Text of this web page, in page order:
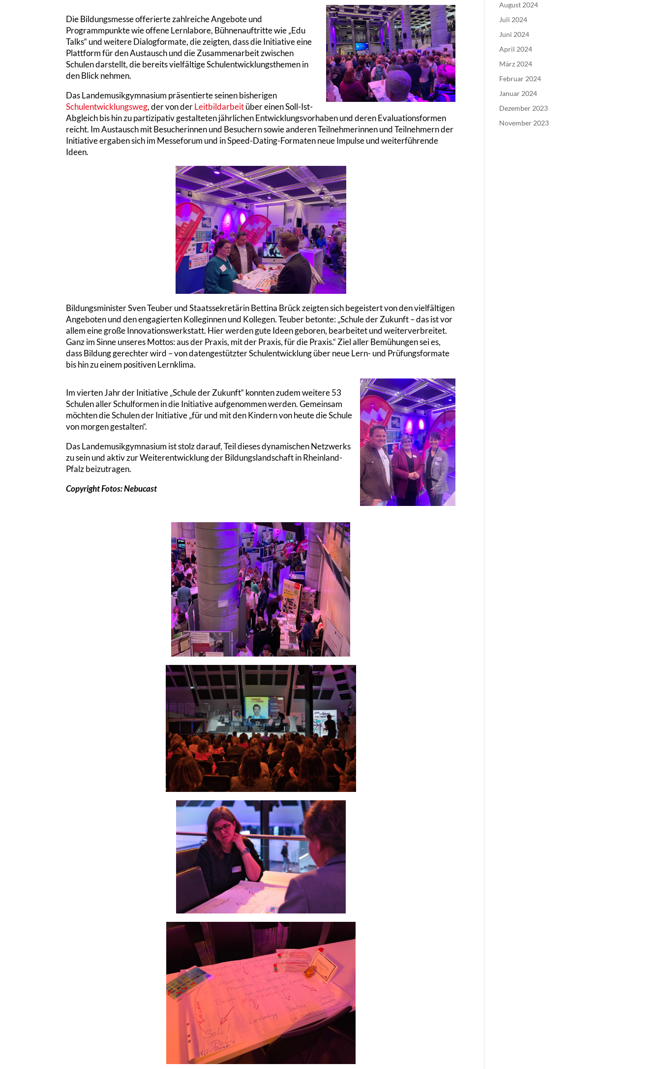
Die Bildungsmesse offerierte zahlreiche Angebote und
Programmpunkte wie offene Lernlabore, Bühnenauftritte wie „Edu
Talks“ und weitere Dialogformate, die zeigten, dass die Initiative eine
Plattform für den Austausch und die Zusammenarbeit zwischen
Schulen darstellt, die bereits vielfältige Schulentwicklungsthemen in
den Blick nehmen.
Das Landemusikgymnasium präsentierte seinen bisherigen
Schulentwicklungsweg, der von derLeitbildarbeitüber einen Soll-Ist-
Abgleich bis hin zu partizipativ gestalteten jährlichen Entwicklungsvorhaben und deren Evaluationsformen
reicht. Im Austausch mit Besucherinnen und Besuchern sowie anderen Teilnehmerinnen und Teilnehmern der
Initiative ergaben sich im Messeforum und in Speed-Dating-Formaten neue Impulse und weiterführende
Ideen.
Bildungsminister Sven Teuber und Staatssekretärin Bettina Brück zeigten sich begeistert von den vielfältigen
Angeboten und den engagierten Kolleginnen und Kollegen. Teuber betonte: „Schule der Zukunft – das ist vor
allem eine große Innovationswerkstatt. Hier werden gute Ideen geboren, bearbeitet und weiterverbreitet.
Ganz im Sinne unseres Mottos: aus der Praxis, mit der Praxis, für die Praxis.“ Ziel aller Bemühungen sei es,
dass Bildung gerechter wird – von datengestützter Schulentwicklung über neue Lern- und Prüfungsformate
bis hin zu einem positiven Lernklima.
Im vierten Jahr der Initiative „Schule der Zukunft“ konnten zudem weitere 53
Schulen aller Schulformen in die Initiative aufgenommen werden. Gemeinsam
möchten die Schulen der Initiative „für und mit den Kindern von heute die Schule
von morgen gestalten“.
Das Landemusikgymnasium ist stolz darauf, Teil dieses dynamischen Netzwerks
zu sein und aktiv zur Weiterentwicklung der Bildungslandschaft in Rheinland-
Pfalz beizutragen.
Copyright Fotos:Nebucast
August 2024
Juli 2024
Juni 2024
April 2024
März 2024
Februar 2024
Januar 2024
Dezember 2023
November 2023